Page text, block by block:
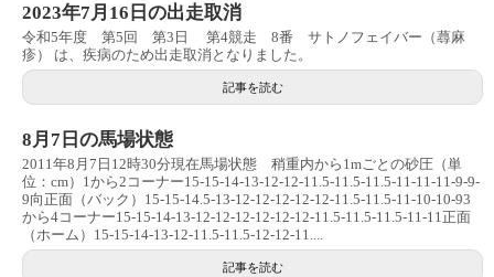
2023年7月16日の出走取消
令和5年度 第5回 第3日 第4競走 8番 サトノフェイバー（蕁麻
疹） は、疾病のため出走取消となりました。
記事を読む
8月7日の馬場状態
2011年8月7日12時30分現在馬場状態 稍重内から1mごとの砂圧（単
位：cm）1から2コーナー15-15-14-13-12-12-11.5-11.5-11.5-11-11-11-9-9-
9向正面（バック）15-15-14.5-13-12-12-12-12-12-11.5-11.5-11-10-10-93
から4コーナー15-15-14-13-12-12-12-12-12-12-11.5-11.5-11.5-11-11正面
（ホーム）15-15-14-13-12-11.5-11.5-12-12-11....
記事を読む